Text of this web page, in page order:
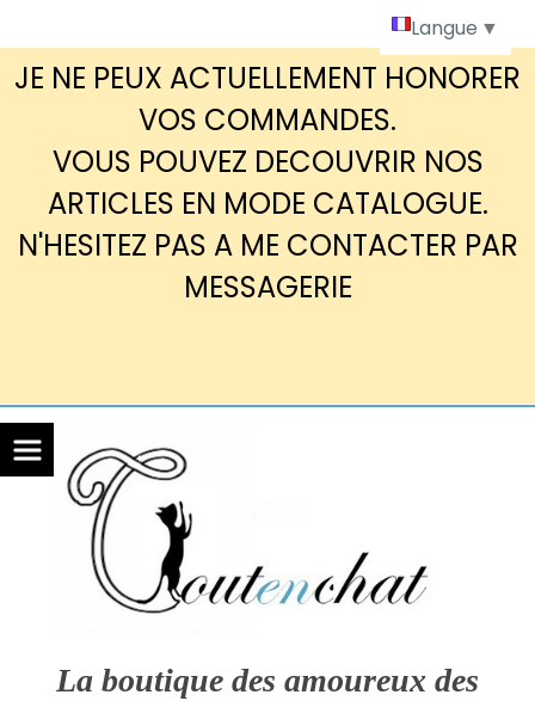
JE NE PEUX ACTUELLEMENT HONORER
VOS COMMANDES.
VOUS POUVEZ DECOUVRIR NOS
ARTICLES EN MODE CATALOGUE.
N'HESITEZ PAS A ME CONTACTER PAR
MESSAGERIE
La boutique des amoureux des
Langue ▼